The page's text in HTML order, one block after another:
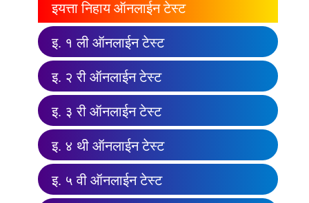
इयत्ता निहाय ऑनलाईन टेस्ट
इ. १ ली ऑनलाईन टेस्ट
इ. २ री ऑनलाईन टेस्ट
इ. ३ री ऑनलाईन टेस्ट
इ. ४ थी ऑनलाईन टेस्ट
इ. ५ वी ऑनलाईन टेस्ट